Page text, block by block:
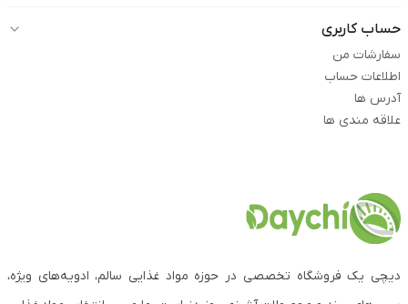
حساب کاربری
سفارشات من
اطلاعات حساب
آدرس ها
علاقه مندی ها
دیچی یک فروشگاه تخصصی در حوزه مواد غذایی سالم، ادویه‌های ویژه،